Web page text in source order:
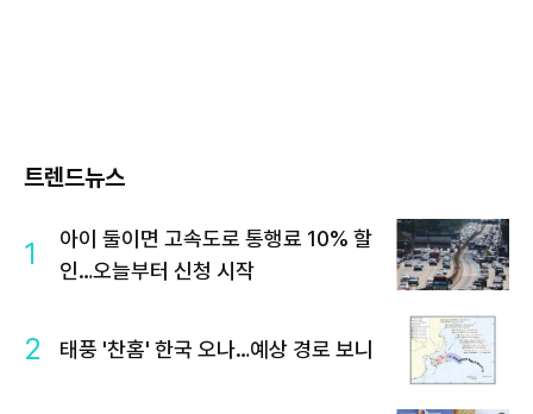
트렌드뉴스
1
아이 둘이면 고속도로 통행료 10% 할
인…오늘부터 신청 시작
2 태풍 '찬홈' 한국 오나…예상 경로 보니